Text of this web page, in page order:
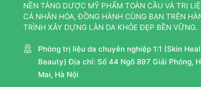
NỀN TẢNG DƯỢC MỸ PHẨM TOÀN CẦU VÀ TRỊ
CÁ NHÂN HÓA, ĐỒNG HÀNH CÙNG BẠN TRÊN
TRÌNH XÂY DỰNG LÀN DA KHỎE ĐẸP BỀN VỮNG.
Phòng trị liệu da chuyên nghiệp 1:1 (Skin
Beauty) Địa chỉ: Số 44 Ngõ 897 Giải Phóng,
Mai, Hà Nội